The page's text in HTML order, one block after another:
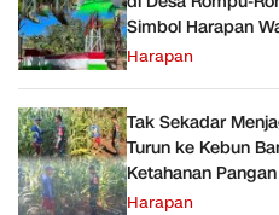
Simbol Harapan
Harapan
Tak Sekadar
Turun ke Kebun
Ketahanan Pangan
Harapan